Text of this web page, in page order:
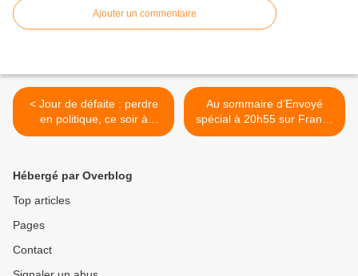
Ajouter un commentaire
< Jour de défaite : perdre
en politique, ce soir à
23h10 sur France 3 dans
Au sommaire d’Envoyé
spécial à 20h55 sur France
2 : Disparition des animaux,
Hébergé par Overblog
Top articles
Pages
Contact